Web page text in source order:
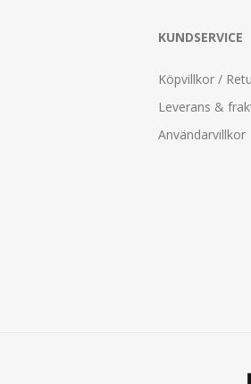
KUNDSERVICE
Köpvillkor /
Leverans &
Användarvillkor